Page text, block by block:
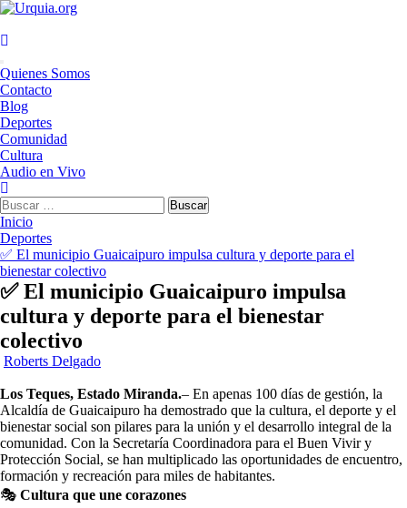
Saltar
contenido
Menú
principal
Quienes Somos
Contacto
Blog
Deportes
Comunidad
Cultura
Audio en Vivo
Buscar:
Inicio
Deportes
✅ El municipio Guaicaipuro impulsa cultura y deporte para el
bienestar colectivo
✅ El municipio Guaicaipuro impulsa
cultura y deporte para el bienestar
colectivo
Roberts Delgado
Los Teques, Estado Miranda.– En apenas 100 días de gestión, la
Alcaldía de Guaicaipuro ha demostrado que la cultura, el deporte y el
bienestar social son pilares para la unión y el desarrollo integral de la
comunidad. Con la Secretaría Coordinadora para el Buen Vivir y
Protección Social, se han multiplicado las oportunidades de encuentro,
formación y recreación para miles de habitantes.
🎭 Cultura que une corazones